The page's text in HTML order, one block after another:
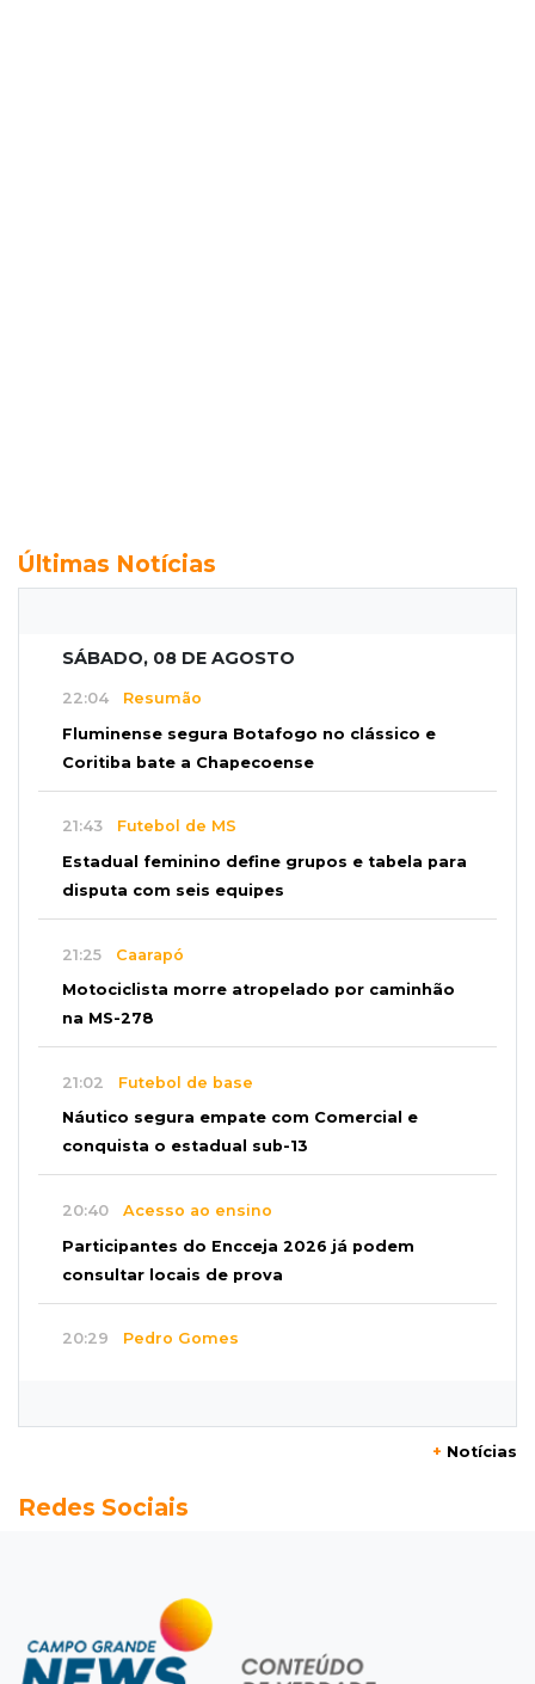
Últimas Notícias
SÁBADO, 08 DE AGOSTO
22:04 Resumão
Fluminense segura Botafogo no clássico e
Coritiba bate a Chapecoense
21:43 Futebol de MS
Estadual feminino define grupos e tabela para
disputa com seis equipes
21:25 Caarapó
Motociclista morre atropelado por caminhão
na MS-278
21:02 Futebol de base
Náutico segura empate com Comercial e
conquista o estadual sub-13
20:40 Acesso ao ensino
Participantes do Encceja 2026 já podem
consultar locais de prova
20:29 Pedro Gomes
Pantanal treina em Goiânia antes de jogo que
Campeonato Brasileiro
Remo busca empate com Atlético-MG e segue
na zona de rebaixamento
+ Notícias
Redes Sociais